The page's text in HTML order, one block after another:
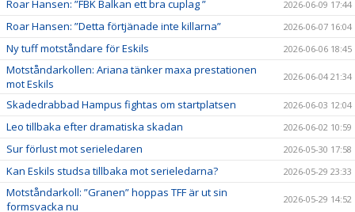
Roar Hansen: ”FBK Balkan ett bra cuplag ” 2026-06-09 17:44
Roar Hansen: ”Detta förtjänade inte killarna” 2026-06-07 16:04
Ny tuff motståndare för Eskils 2026-06-06 18:45
Motståndarkollen: Ariana tänker maxa prestationen
mot Eskils
2026-06-04 21:34
Skadedrabbad Hampus fightas om startplatsen 2026-06-03 12:04
Leo tillbaka efter dramatiska skadan 2026-06-02 10:59
Sur förlust mot serieledaren 2026-05-30 17:58
Kan Eskils studsa tillbaka mot serieledarna? 2026-05-29 23:33
Motståndarkoll: ”Granen” hoppas TFF är ut sin
formsvacka nu
2026-05-29 14:52